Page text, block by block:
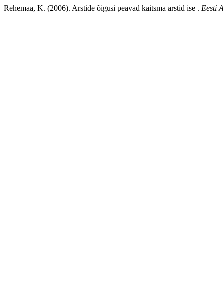
Rehemaa, K. (2006). Arstide õigusi peavad kaitsma arstid ise . Eesti